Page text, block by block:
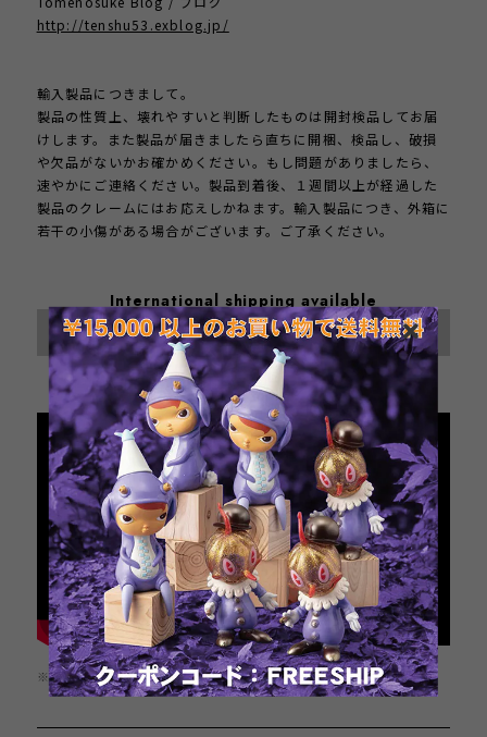
http://tenshu53.exblog.jp/
輸入製品につきまして。
製品の性質上、壊れやすいと判断したものは開封検品してお届
けします。また製品が届きましたら直ちに開梱、検品し、破損
や欠品がないかお確かめください。もし問題がありましたら、
速やかにご連絡ください。製品到着後、１週間以上が経過した
製品のクレームにはお応えしかねます。輸入製品につき、外箱に
若干の小傷がある場合がございます。ご了承ください。
International shipping available
Sold out
日本国内にお住まいの方向け
※この商品は1点までのご注文とさせていただきます。